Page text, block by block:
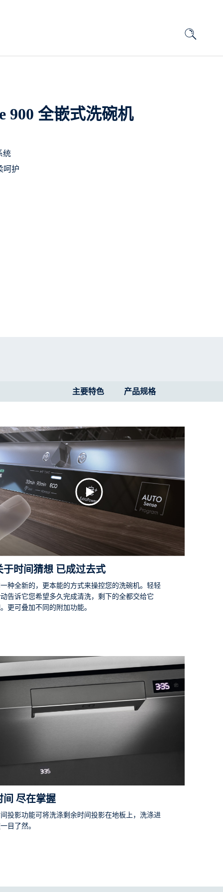
900 全嵌式洗碗机
统
呵护
主要特色 产品规格​
于时间猜想 已成过去式
种全新的，更本能的方式来操控您的洗碗机。轻轻
告诉它您希望多久完成清洗，剩下的全都交给它
更可叠加不同的附加功能。
间 尽在掌握
间投影功能可将洗涤剩余时间投影在地板上，洗涤进
目了然。